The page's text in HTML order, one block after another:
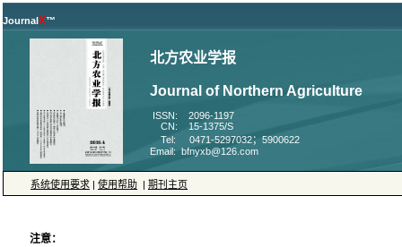
JournalX™
北方农业学报
Journal of Northern Agriculture
ISSN: 2096-1197
CN: 15-1375/S
Tel: 0471-5297032；5900622
Email: bfnyxb@126.com
系统使用要求 | 使用帮助 | 期刊主页
注意：